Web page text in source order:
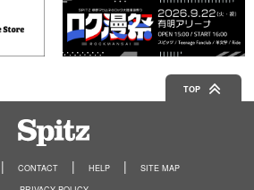
TOP
CONTACT HELP
SITE MAP